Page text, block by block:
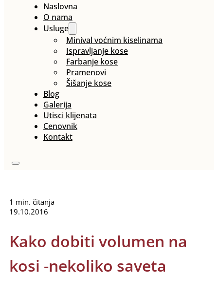
Naslovna
O nama
Usluge
Minival voćnim kiselinama
Ispravljanje kose
Farbanje kose
Pramenovi
Šišanje kose
Blog
Galerija
Utisci klijenata
Cenovnik
Kontakt
1 min. čitanja
19.10.2016
Kako dobiti volumen na
kosi -nekoliko saveta